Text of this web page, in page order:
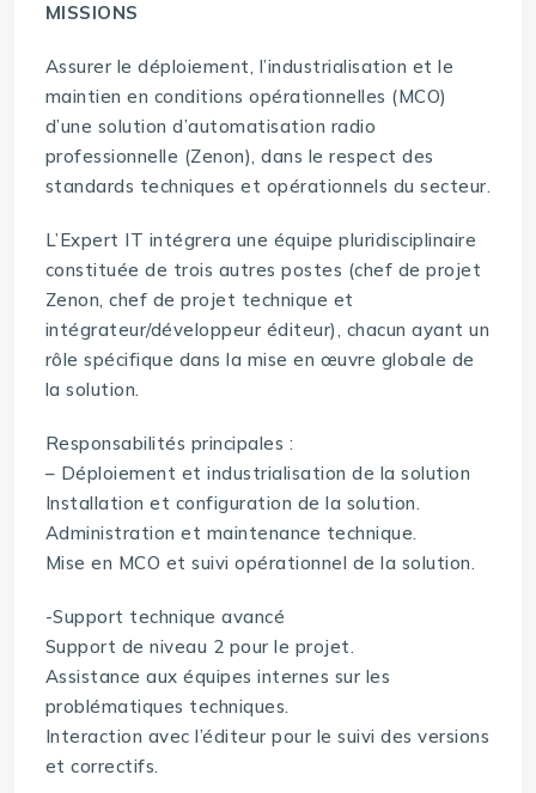
MISSIONS
Assurer le déploiement, l’industrialisation et le
maintien en conditions opérationnelles (MCO)
d’une solution d’automatisation radio
professionnelle (Zenon), dans le respect des
standards techniques et opérationnels du secteur.
L’Expert IT intégrera une équipe pluridisciplinaire
constituée de trois autres postes (chef de projet
Zenon, chef de projet technique et
intégrateur/développeur éditeur), chacun ayant un
rôle spécifique dans la mise en œuvre globale de
la solution.
Responsabilités principales :
– Déploiement et industrialisation de la solution
Installation et configuration de la solution.
Administration et maintenance technique.
Mise en MCO et suivi opérationnel de la solution.
-Support technique avancé
Support de niveau 2 pour le projet.
Assistance aux équipes internes sur les
problématiques techniques.
Interaction avec l’éditeur pour le suivi des versions
et correctifs.